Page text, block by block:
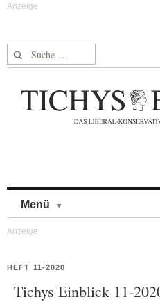
Suche nach:
Menü
HEFT 11-2020
Tichys Einblick 11-